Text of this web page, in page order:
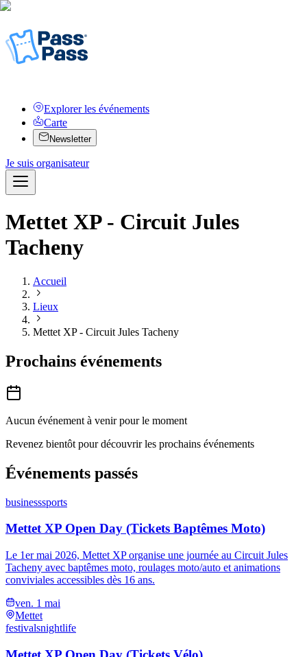
Explorer les événements
Carte
Newsletter
Je suis organisateur
Mettet XP - Circuit Jules
Tacheny
Accueil
Lieux
Mettet XP - Circuit Jules Tacheny
Prochains événements
Aucun événement à venir pour le moment
Revenez bientôt pour découvrir les prochains événements
Événements passés
businesssports
Mettet XP Open Day (Tickets Baptêmes Moto)
Le 1er mai 2026, Mettet XP organise une journée au Circuit Jules
Tacheny avec baptêmes moto, roulages moto/auto et animations
conviviales accessibles dès 16 ans.
ven. 1 mai
Mettet
festivalsnightlife